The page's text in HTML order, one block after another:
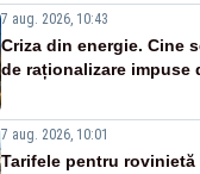
7 aug. 2026, 10:43
Criza din energie. Cine
de raționalizare impuse
7 aug. 2026, 10:01
Tarifele pentru